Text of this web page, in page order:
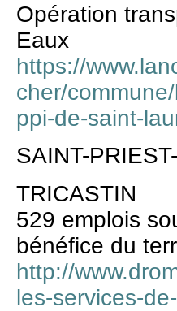
Opération
Eaux
https://
cher/
ppi-de-saint-
SAINT-
TRICASTIN
529 emplois
bénéfice du
http://
les-services-